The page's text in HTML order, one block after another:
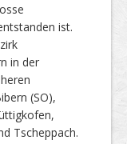
ist.
in der
(SO),
Tscheppach.